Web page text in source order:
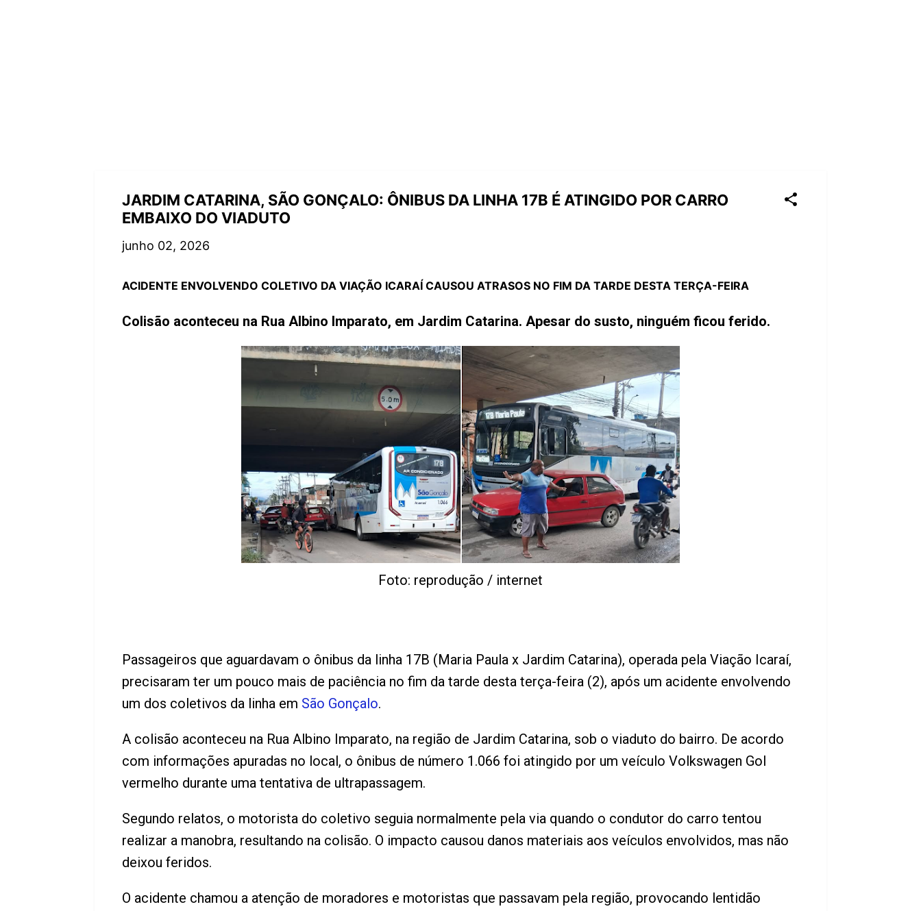
JARDIM CATARINA, SÃO GONÇALO: ÔNIBUS DA LINHA 17B É ATINGIDO POR CARRO
EMBAIXO DO VIADUTO
junho 02, 2026
ACIDENTE ENVOLVENDO COLETIVO DA VIAÇÃO ICARAÍ CAUSOU ATRASOS NO FIM DA TARDE DESTA TERÇA-FEIRA
Colisão aconteceu na Rua Albino Imparato, em Jardim Catarina. Apesar do susto, ninguém ficou ferido.
Foto: reprodução / internet
Passageiros que aguardavam o ônibus da linha 17B (Maria Paula x Jardim Catarina), operada pela Viação Icaraí,
precisaram ter um pouco mais de paciência no fim da tarde desta terça-feira (2), após um acidente envolvendo
um dos coletivos da linha em São Gonçalo.
A colisão aconteceu na Rua Albino Imparato, na região de Jardim Catarina, sob o viaduto do bairro. De acordo
com informações apuradas no local, o ônibus de número 1.066 foi atingido por um veículo Volkswagen Gol
vermelho durante uma tentativa de ultrapassagem.
Segundo relatos, o motorista do coletivo seguia normalmente pela via quando o condutor do carro tentou
realizar a manobra, resultando na colisão. O impacto causou danos materiais aos veículos envolvidos, mas não
deixou feridos.
O acidente chamou a atenção de moradores e motoristas que passavam pela região, provocando lentidão